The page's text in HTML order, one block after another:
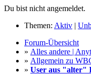
Du bist nicht angemeldet.
Themen: Aktiv |
Forum-Übersicht
» Alles andere |
» Allgemein zu
» User aus "alter"